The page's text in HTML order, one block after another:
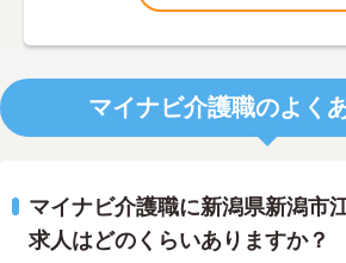
マイナビ介護職のよく
マイナビ介護職に新潟県新潟市
求人はどのくらいありますか？